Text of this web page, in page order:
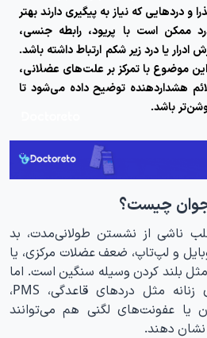
دردهایی که نیاز به پیگیری دارند بهتر
ممکن است با پریود، رابطه جنسی،
ادرار یا درد زیر شکم ارتباط داشته باشد.
این موضوع با تمرکز بر علت‌های عضلانی،
هشداردهنده توضیح داده می‌شود تا
باشد.
جوان چیست؟
ناشی از نشستن طولانی‌مدت، بد
و لپ‌تاپ، ضعف عضلات مرکزی، یا
بلند کردن وسیله سنگین است. اما
در سنین جوانی، علت‌های زنانه مثل دردهای قاعدگی، PMS،
یا عفونت‌های لگنی هم می‌توانند
دهند.